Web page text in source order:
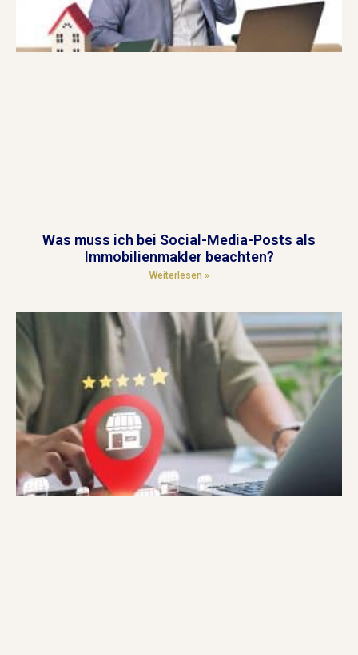
Was muss ich bei Social-Media-Posts als
Immobilienmakler beachten?
Weiterlesen »